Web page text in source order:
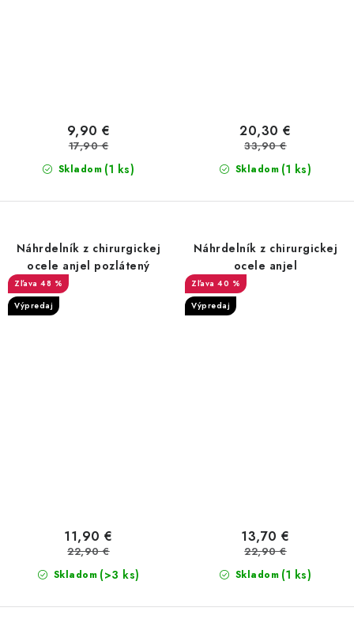
Skladom (1 ks)
9,90 €
17,90 €
Skladom (1 ks)
20,30 €
33,90 €
Náhrdelník z chirurgickej
ocele anjel pozlátený
48 %
Výpredaj
Skladom (>3 ks)
11,90 €
22,90 €
Náhrdelník z chirurgickej
ocele anjel
40 %
Výpredaj
Skladom (1 ks)
13,70 €
22,90 €